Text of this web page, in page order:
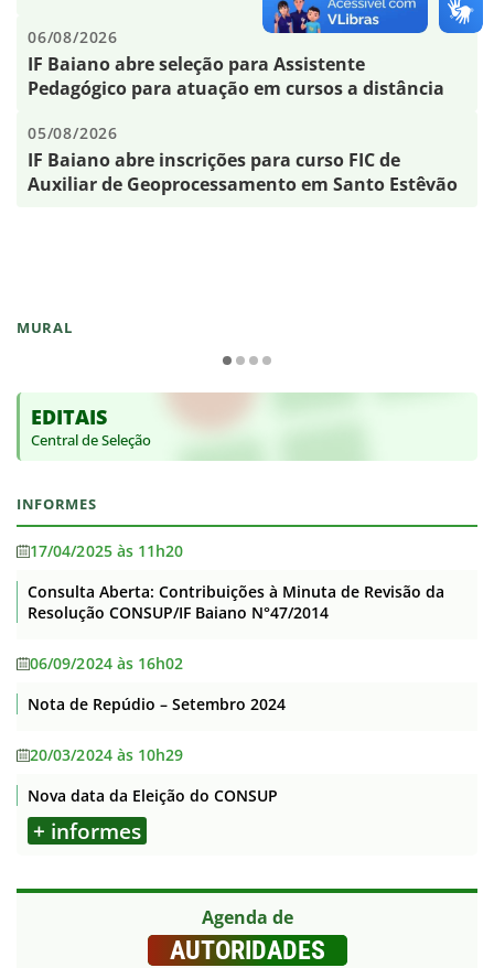
MURAL
EDITAIS
Central de Seleção
INFORMES
17/04/2025 às 11h20
Consulta Aberta: Contribuições à Minuta de Revisão da
Resolução CONSUP/IF Baiano N°47/2014
06/09/2024 às 16h02
Nota de Repúdio – Setembro 2024
20/03/2024 às 10h29
Nova data da Eleição do CONSUP
+ informes
Agenda de
AUTORIDADES
06/08/2026
IF Baiano abre seleção para Assistente
Pedagógico para atuação em cursos a distância
05/08/2026
IF Baiano abre inscrições para curso FIC de
Auxiliar de Geoprocessamento em Santo Estêvão